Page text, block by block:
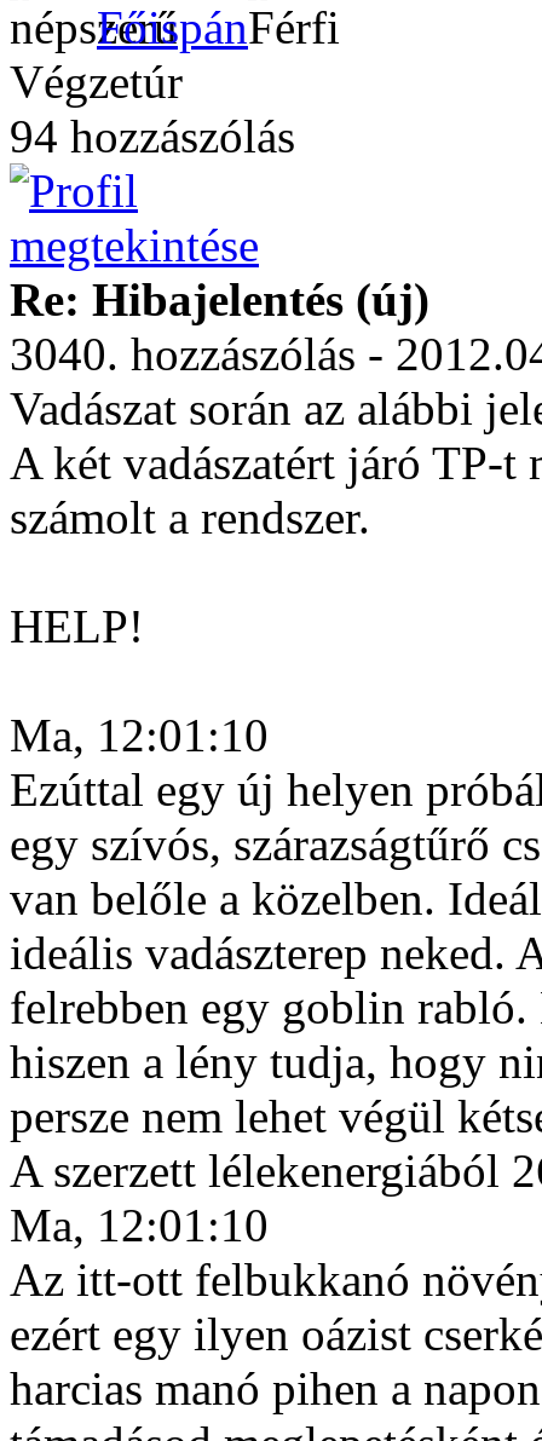
Főispán
Végzetúr
94 hozzászólás
Re: Hibajelentés (új)
3040. hozzászólás -
Vadászat során az alábbi
A két vadászatért járó TP-t
számolt a rendszer.
HELP!
Ma, 12:01:10
Ezúttal egy új helyen
egy szívós, szárazságtűrő
van belőle a közelben.
ideális vadászterep neked.
felrebben egy goblin rabló.
hiszen a lény tudja, hogy
persze nem lehet végül
A szerzett lélekenergiából
Ma, 12:01:10
Az itt-ott felbukkanó
ezért egy ilyen oázist
harcias manó pihen a